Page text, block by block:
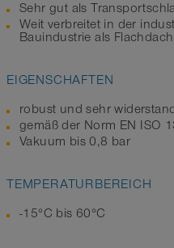
Sehr gut als
Weit verbreitet in der
Bauindustrie als
EIGENSCHAFTEN
robust und sehr
gemäß der Norm EN ISO
Vakuum bis 0,8 bar
TEMPERATURBEREICH
-15°C bis 60°C